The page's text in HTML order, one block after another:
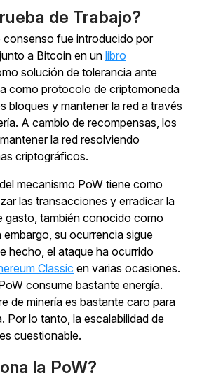
de Trabajo?
consenso fue introducido por
a Bitcoin en un libro
solución de tolerancia ante
como protocolo de criptomoneda
bloques y mantener la red a través
A cambio de recompensas, los
la red resolviendo
criptográficos.
mecanismo PoW tiene como
las transacciones y erradicar la
gasto, también conocido como
embargo, su ocurrencia sigue
hecho, el ataque ha ocurrido
Classic en varias ocasiones.
consume bastante energía.
de minería es bastante caro para
Por lo tanto, la escalabilidad de
cuestionable.
la PoW?